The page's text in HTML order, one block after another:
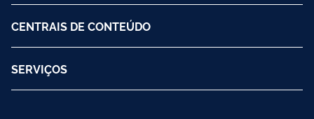
CENTRAIS DE CONTEÚDO
SERVIÇOS